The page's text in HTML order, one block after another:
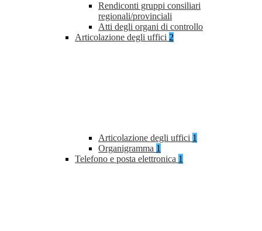
Rendiconti gruppi consiliari
regionali/provinciali
Atti degli organi di controllo
Articolazione degli uffici 2
Articolazione degli uffici 1
Organigramma 1
Telefono e posta elettronica 1